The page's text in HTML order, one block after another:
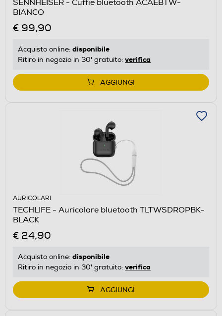
SENNHEISER - Cuffie bluetooth ACAEBTW-
BIANCO
€ 99,90
Acquisto online: disponibile
Ritiro in negozio in 30' gratuito: verifica
AGGIUNGI
AURICOLARI
TECHLIFE - Auricolare bluetooth TLTWSDROPBK-
BLACK
€ 24,90
Acquisto online: disponibile
Ritiro in negozio in 30' gratuito: verifica
AGGIUNGI